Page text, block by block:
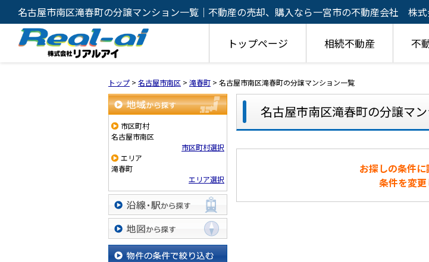
名古屋市南区滝春町の分譲マンション一覧｜不動産の売却、購入なら一宮市の不動産会社 株
イ
トップページ 相続不動産 不
トップ > 名古屋市南区 > 滝春町 > 名古屋市南区滝春町の分譲マンション一覧
地域から探す
市区町村
名古屋市南区
市区町村選択
エリア
滝春町
エリア選択
沿線・駅から探す
地図から探す
名古屋市南区滝春町の分譲マ
お探しの条件に
条件を変更